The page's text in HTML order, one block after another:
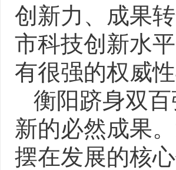
创新力、成果
市科技创新水
有很强的权威
衡阳跻身双
新的必然成果
摆在发展的核